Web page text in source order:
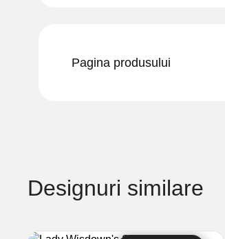
Pagina produsului
Designuri similare